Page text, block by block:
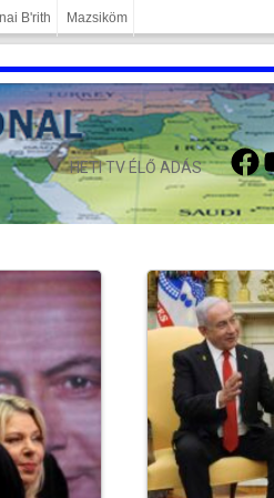
B'rith Mazsiköm
HETI TV ÉLŐ ADÁS